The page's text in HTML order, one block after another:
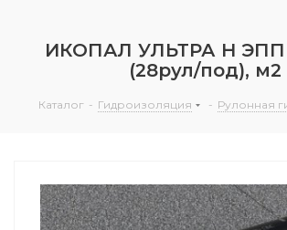
ИКОПАЛ УЛЬТРА Н ЭПП
(28рул/под), м2
Каталог - Гидроизоляция - Рулонная